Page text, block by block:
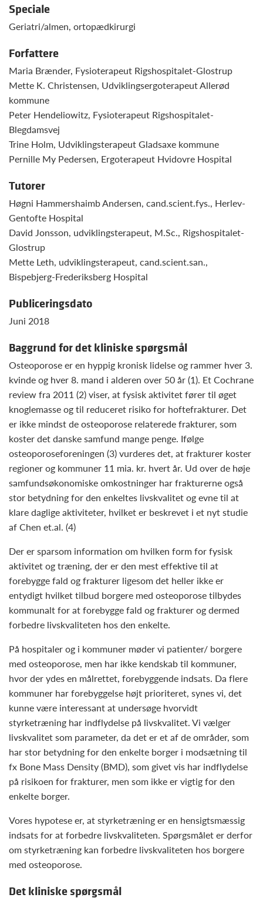
Speciale
Geriatri/almen, ortopædkirurgi
Forfattere
Maria Brænder, Fysioterapeut Rigshospitalet-Glostrup
Mette K. Christensen, Udviklingsergoterapeut Allerød
kommune
Peter Hendeliowitz, Fysioterapeut Rigshospitalet-
Blegdamsvej
Trine Holm, Udviklingsterapeut Gladsaxe kommune
Pernille My Pedersen, Ergoterapeut Hvidovre Hospital
Tutorer
Høgni Hammershaimb Andersen, cand.scient.fys., Herlev-
Gentofte Hospital
David Jonsson, udviklingsterapeut, M.Sc., Rigshospitalet-
Glostrup
Mette Leth, udviklingsterapeut, cand.scient.san.,
Bispebjerg-Frederiksberg Hospital
Publiceringsdato
Juni 2018
Baggrund for det kliniske spørgsmål
Osteoporose er en hyppig kronisk lidelse og rammer hver 3.
kvinde og hver 8. mand i alderen over 50 år (1). Et Cochrane
review fra 2011 (2) viser, at fysisk aktivitet fører til øget
knoglemasse og til reduceret risiko for hoftefrakturer. Det
er ikke mindst de osteoporose relaterede frakturer, som
koster det danske samfund mange penge. Ifølge
osteoporoseforeningen (3) vurderes det, at frakturer koster
regioner og kommuner 11 mia. kr. hvert år. Ud over de høje
samfundsøkonomiske omkostninger har frakturerne også
stor betydning for den enkeltes livskvalitet og evne til at
klare daglige aktiviteter, hvilket er beskrevet i et nyt studie
af Chen et.al. (4)
Der er sparsom information om hvilken form for fysisk
aktivitet og træning, der er den mest effektive til at
forebygge fald og frakturer ligesom det heller ikke er
entydigt hvilket tilbud borgere med osteoporose tilbydes
kommunalt for at forebygge fald og frakturer og dermed
forbedre livskvaliteten hos den enkelte.
På hospitaler og i kommuner møder vi patienter/ borgere
med osteoporose, men har ikke kendskab til kommuner,
hvor der ydes en målrettet, forebyggende indsats. Da flere
kommuner har forebyggelse højt prioriteret, synes vi, det
kunne være interessant at undersøge hvorvidt
styrketræning har indflydelse på livskvalitet. Vi vælger
livskvalitet som parameter, da det er et af de områder, som
har stor betydning for den enkelte borger i modsætning til
fx Bone Mass Density (BMD), som givet vis har indflydelse
på risikoen for frakturer, men som ikke er vigtig for den
enkelte borger.
Vores hypotese er, at styrketræning er en hensigtsmæssig
indsats for at forbedre livskvaliteten. Spørgsmålet er derfor
om styrketræning kan forbedre livskvaliteten hos borgere
med osteoporose.
Det kliniske spørgsmål